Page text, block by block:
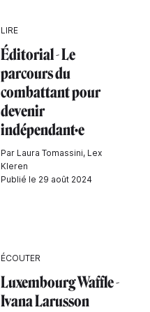
LIRE
Éditorial - Le
parcours du
combattant pour
devenir
indépendant·e
Par Laura Tomassini, Lex
Kleren
Publié le 29 août 2024
ÉCOUTER
Luxembourg Waffle -
Ivana Larusson